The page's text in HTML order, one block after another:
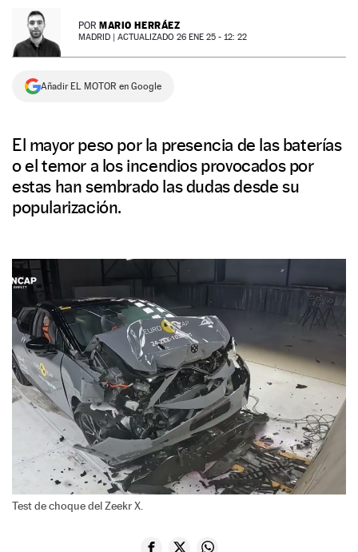
NEWSLETTER POR MARIO HERRÁEZ
MADRID | ACTUALIZADO 26 ENE 25 - 12: 22
Añadir EL MOTOR en Google
El mayor peso por la presencia de las baterías
o el temor a los incendios provocados por
estas han sembrado las dudas desde su
popularización.
Test de choque del Zeekr X.